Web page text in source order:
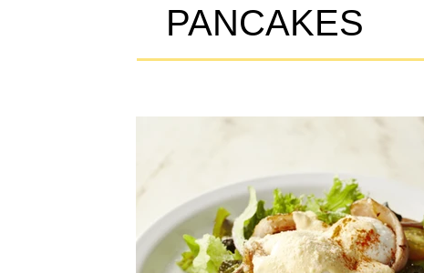
PANCAKES